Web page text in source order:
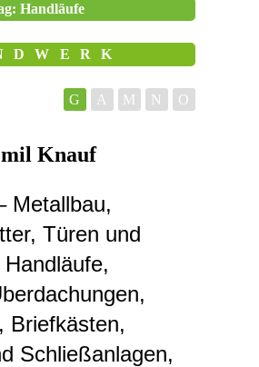
Handläufe
O
N
M
A
G
Knauf
Metallbau,
Türen und
Briefkästen,
Schließanlagen,